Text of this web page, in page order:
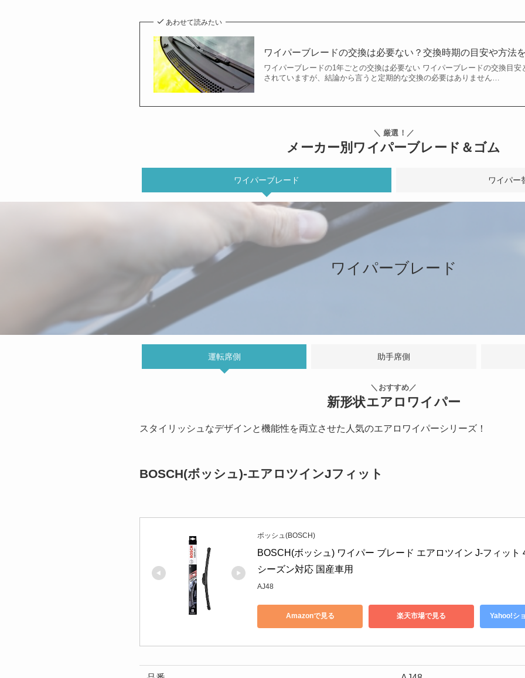
あわせて読みたい
ワイパーブレードの交換は必要ない？交換時期の目安や方法
ワイパーブレードの1年ごとの交換は必要ない ワイパーブレードの交換目
されていますが、結論から言うと定期的な交換の必要はありません…
＼ 厳選！／
メーカー別ワイパーブレード＆ゴム
ワイパーブレード ワイパー
ワイパーブレード
運転席側 助手席側
＼おすすめ／
新形状エアロワイパー
スタイリッシュなデザインと機能性を両立させた人気のエアロワイパーシリーズ！
BOSCH(ボッシュ)-エアロツインJフィット
ボッシュ(BOSCH)
BOSCH(ボッシュ) ワイパー ブレード エアロツイン J-フィット
シーズン対応 国産車用
AJ48
Amazonで見る 楽天市場で見る Yahoo!シ